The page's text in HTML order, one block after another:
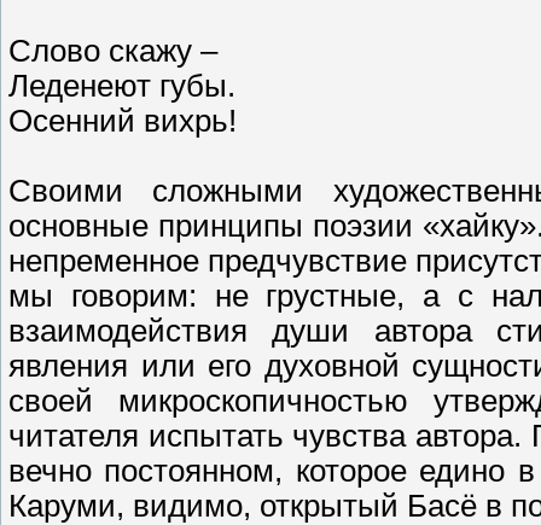
Слово скажу –
Леденеют губы.
Осенний вихрь!
Своими сложными
основные принципы поэзии
непременное предчувствие
мы говорим: не грустные, а с
взаимодействия души автора
явления или его духовной
своей микроскопичностью
читателя испытать чувства
вечно постоянном, которое
Каруми, видимо, открытый Басё в